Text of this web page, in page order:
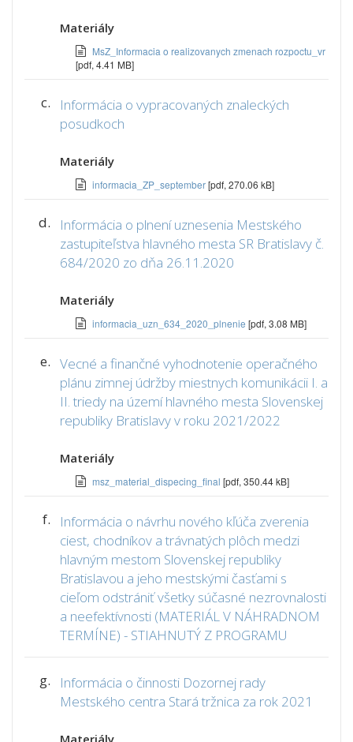
Materiály
MsZ_Informacia o realizovanych zmenach rozpoctu_vr
[pdf, 4.41 MB]
c.
Informácia o vypracovaných znaleckých
posudkoch
Materiály
informacia_ZP_september[pdf, 270.06 kB]
d.
Informácia o plnení uznesenia Mestského
zastupiteľstva hlavného mesta SR Bratislavy č.
684/2020 zo dňa 26.11.2020
Materiály
informacia_uzn_634_2020_plnenie [pdf, 3.08 MB]
e. Vecné a finančné vyhodnotenie operačného
plánu zimnej údržby miestnych komunikácii I. a
II. triedy na území hlavného mesta Slovenskej
republiky Bratislavy v roku 2021/2022
Materiály
msz_material_dispecing_final [pdf, 350.44 kB]
f.
Informácia o návrhu nového kľúča zverenia
ciest, chodníkov a trávnatých plôch medzi
hlavným mestom Slovenskej republiky
Bratislavou a jeho mestskými časťami s
cieľom odstrániť všetky súčasné nezrovnalosti
a neefektívnosti (MATERIÁL V NÁHRADNOM
TERMÍNE) - STIAHNUTÝ Z PROGRAMU
g.
Informácia o činnosti Dozornej rady
Mestského centra Stará tržnica za rok 2021
Materiály